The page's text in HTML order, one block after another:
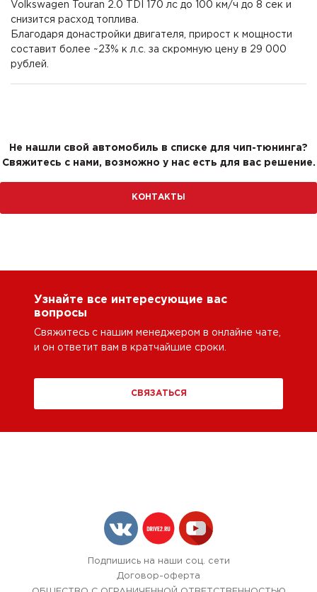
Volkswagen Touran 2.0 TDI 170 лс до 100 км/ч до 8 сек и
снизится расход топлива.
Благодаря донастройки двигателя, прирост к мощности
составит более ~23% к л.с. за скромную цену в 29 000
рублей.
Не нашли свой автомобиль в списке для чип-тюнинга?
Свяжитесь с нами, возможно у нас есть для вас решение.
КОНТАКТЫ
Узнайте все интересующие вас
вопросы
Свяжитесь с нашим менеджером в онлайне чате,
и он ответит вам в кратчайшие сроки.
СВЯЗАТЬСЯ
Подпишись на наши соц. сети
Договор-оферта